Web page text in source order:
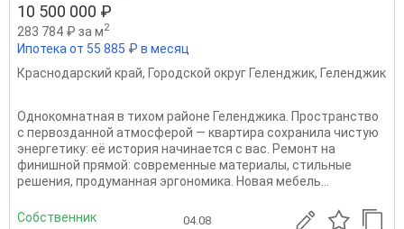
10 500 000 ₽
283 784 ₽ за м2
Ипотека от 55 885 ₽ в месяц
Краснодарский край, Городской округ Геленджик, Геленджик
Однокомнатная в тихом районе Геленджика. Пространство
с первозданной атмосферой — квартира сохранила чистую
энергетику: её история начинается с вас. Ремонт на
финишной прямой: современные материалы, стильные
решения, продуманная эргономика. Новая мебель...
Собственник 04.08